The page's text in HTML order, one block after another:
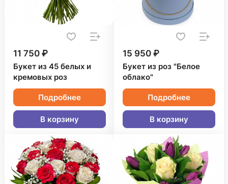
11 750 ₽
Букет из 45 белых и
кремовых роз
Подробнее
В корзину
15 950 ₽
Букет из роз "Белое
облако"
Подробнее
В корзину